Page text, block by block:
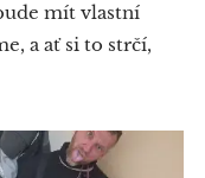
mít vlastní
a ať si to strčí,